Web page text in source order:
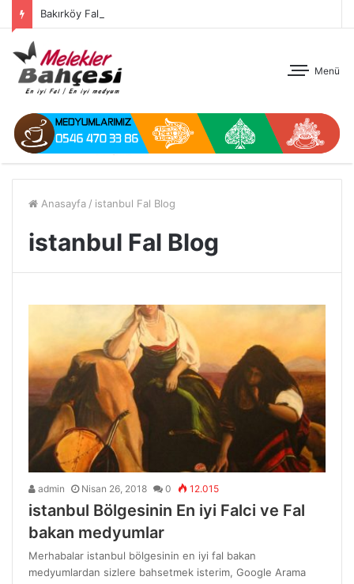
Bakırköy Fal
Menü
Anasayfa / istanbul Fal Blog
istanbul Fal Blog
admin Nisan 26, 2018 0 12.015
istanbul Bölgesinin En iyi Falci ve Fal
bakan medyumlar
Merhabalar istanbul bölgesinin en iyi fal bakan
medyumlardan sizlere bahsetmek isterim, Google Arama